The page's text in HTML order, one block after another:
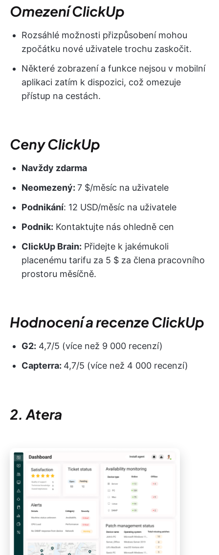
Omezení ClickUp
Rozsáhlé možnosti přizpůsobení mohou
zpočátku nové uživatele trochu zaskočit.
Některé zobrazení a funkce nejsou v mobilní
aplikaci zatím k dispozici, což omezuje
přístup na cestách.
Ceny ClickUp
Navždy zdarma
Neomezený: 7 $/měsíc na uživatele
Podnikání: 12 USD/měsíc na uživatele
Podnik: Kontaktujte nás ohledně cen
ClickUp Brain: Přidejte k jakémukoli
placenému tarifu za 5 $ za člena pracovního
prostoru měsíčně.
Hodnocení a recenze ClickUp
G2: 4,7/5 (více než 9 000 recenzí)
Capterra: 4,7/5 (více než 4 000 recenzí)
2. Atera